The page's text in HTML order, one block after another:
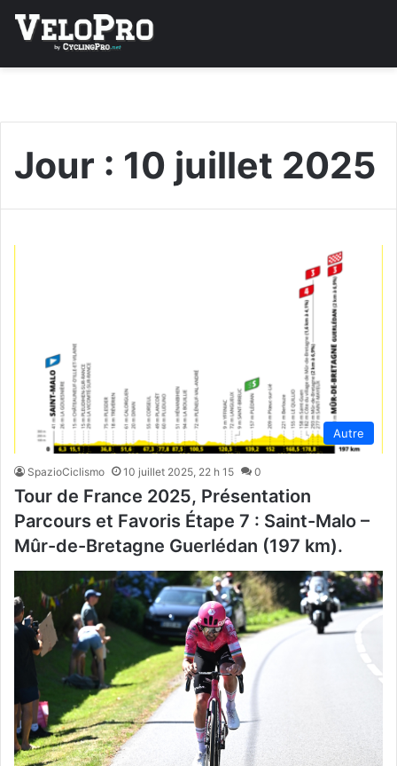
Jour : 10 juillet 2025
Autre
SpazioCiclismo 10 juillet 2025, 22 h 15 0
Tour de France 2025, Présentation
Parcours et Favoris Étape 7 : Saint-Malo –
Mûr-de-Bretagne Guerlédan (197 km).